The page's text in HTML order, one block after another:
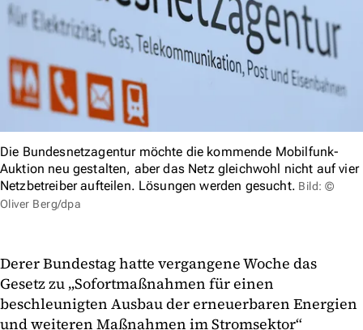
Die Bundesnetzagentur möchte die kommende Mobilfunk-
Auktion neu gestalten, aber das Netz gleichwohl nicht auf vier
Netzbetreiber aufteilen. Lösungen werden gesucht. Bild: ©
Oliver Berg/dpa
Derer Bundestag hatte vergangene Woche das
Gesetz zu „Sofortmaßnahmen für einen
beschleunigten Ausbau der erneuerbaren Energien
und weiteren Maßnahmen im Stromsektor“